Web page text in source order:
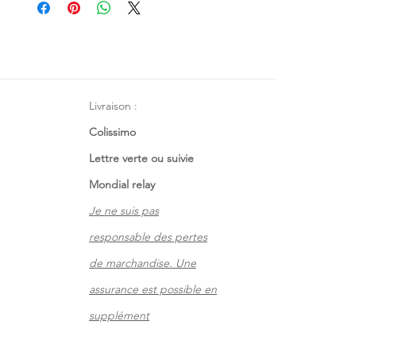
Livraison :
Colissimo
Lettre verte ou suivie
Mondial relay
Je ne suis pas
responsable des pertes
de marchandise. Une
assurance est possible en
supplément